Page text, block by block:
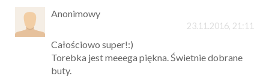
Anonimowy
23.11.2016, 21:11
Całościowo super!:)
Torebka jest meeega piękna. Świetnie dobrane
buty.